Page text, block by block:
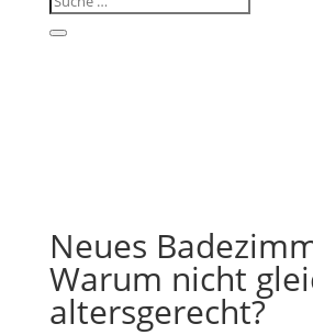
Neues
Warum nicht
altersgerecht?